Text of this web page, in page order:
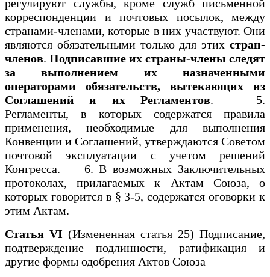
регулируют службы, кроме служб письменной
корреспонденции и почтовых посылок, между
странами-членами, которые в них участвуют. Они
являются обязательными только для этих стран-
членов. Подписавшие их страны-члены следят
за выполнением их назначенными
операторами обязательств, вытекающих из
Соглашений и их Регламентов. 5.
Регламенты, в которых содержатся правила
применения, необходимые для выполнения
Конвенции и Соглашений, утверждаются Советом
почтовой эксплуатации с учетом решений
Конгресса. 6. В возможных Заключительных
протоколах, прилагаемых к Актам Союза, о
которых говорится в § 3-5, содержатся оговорки к
этим Актам.
Статья VI (Измененная статья 25) Подписание,
подтверждение подлинности, ратификация и
другие формы одобрения Актов Союза